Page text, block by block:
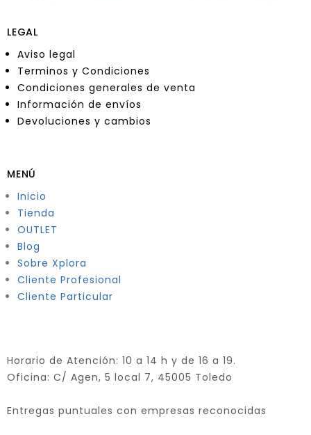
LEGAL
Aviso legal
Terminos y Condiciones
Condiciones generales de venta
Información de envíos
Devoluciones y cambios
MENÚ
Inicio
Tienda
OUTLET
Blog
Sobre Xplora
Cliente Profesional
Cliente Particular
Horario de Atención: 10 a 14 h y de 16 a 19.
Oficina: C/ Agen, 5 local 7, 45005 Toledo
Entregas puntuales con empresas reconocidas